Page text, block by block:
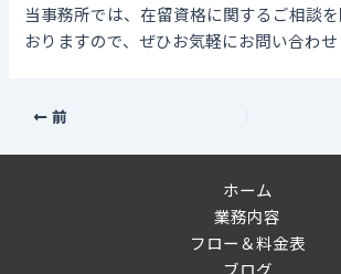
当事務所では、在留資格に関するご相談
おりますので、ぜひお気軽にお問い合わせ
前
ホーム
業務内容
フロー＆料金表
ブログ